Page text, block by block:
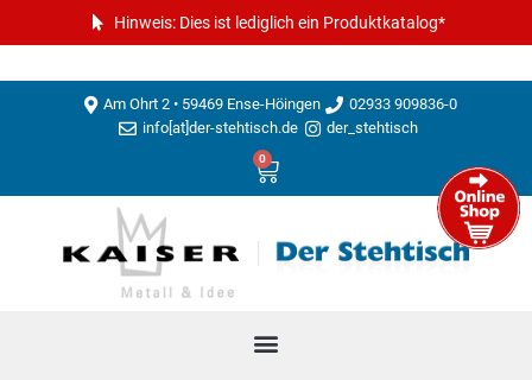
Hinweis: Dies ist lediglich ein Produktkatalog*
Am Ohrt 2 • 59469 Ense-Höingen
02933 909836-0
info[at]der-stehtisch.de
der_stehtisch
0